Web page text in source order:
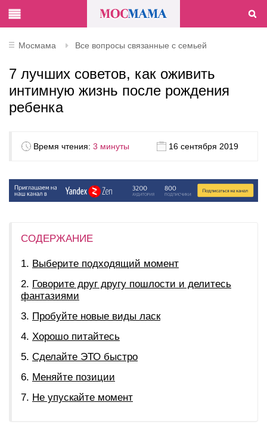
Мосмама Все вопросы связанные с семьей
7 лучших советов, как оживить
интимную жизнь после рождения
ребенка
Время чтения: 3 минуты 16 сентября 2019
СОДЕРЖАНИЕ
Выберите подходящий момент
Говорите друг другу пошлости и делитесь
фантазиями
Пробуйте новые виды ласк
Хорошо питайтесь
Сделайте ЭТО быстро
Меняйте позиции
Не упускайте момент